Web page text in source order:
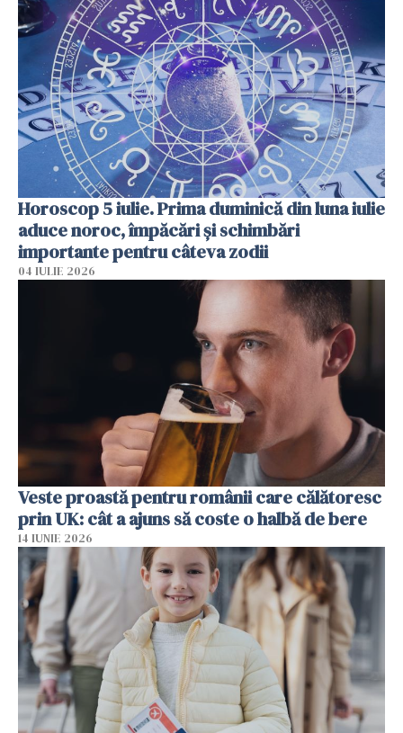
Horoscop 5 iulie. Prima duminică din luna iulie
aduce noroc, împăcări și schimbări
importante pentru câteva zodii
04 IULIE 2026
Veste proastă pentru românii care călătoresc
prin UK: cât a ajuns să coste o halbă de bere
14 IUNIE 2026